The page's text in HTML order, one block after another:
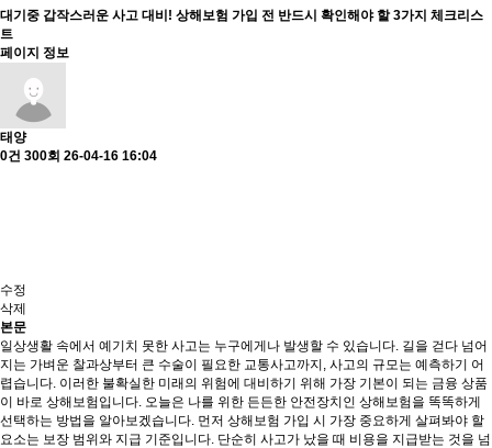
대기중 갑작스러운 사고 대비! 상해보험 가입 전 반드시 확인해야 할 3가지 체크리스
트
페이지 정보
태양
0건 300회 26-04-16 16:04
수정
삭제
본문
일상생활 속에서 예기치 못한 사고는 누구에게나 발생할 수 있습니다. 길을 걷다 넘어
지는 가벼운 찰과상부터 큰 수술이 필요한 교통사고까지, 사고의 규모는 예측하기 어
렵습니다. 이러한 불확실한 미래의 위험에 대비하기 위해 가장 기본이 되는 금융 상품
이 바로 상해보험입니다. 오늘은 나를 위한 든든한 안전장치인 상해보험을 똑똑하게
선택하는 방법을 알아보겠습니다. 먼저 상해보험 가입 시 가장 중요하게 살펴봐야 할
요소는 보장 범위와 지급 기준입니다. 단순히 사고가 났을 때 비용을 지급받는 것을 넘